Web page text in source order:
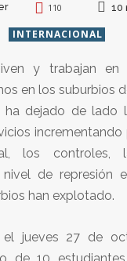
110 10
INTERNACIONAL
y trabajan en
en los suburbios
dejado de lado
los controles,
de represión
han explotado.
jueves 27 de